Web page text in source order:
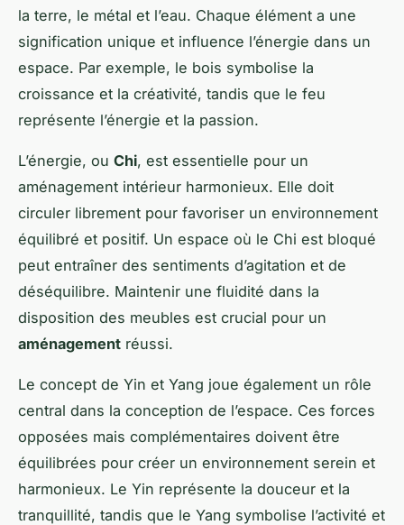
la terre, le métal et l’eau. Chaque élément a une
signification unique et influence l’énergie dans un
espace. Par exemple, le bois symbolise la
croissance et la créativité, tandis que le feu
représente l’énergie et la passion.
L’énergie, ou Chi, est essentielle pour un
aménagement intérieur harmonieux. Elle doit
circuler librement pour favoriser un environnement
équilibré et positif. Un espace où le Chi est bloqué
peut entraîner des sentiments d’agitation et de
déséquilibre. Maintenir une fluidité dans la
disposition des meubles est crucial pour un
aménagement réussi.
Le concept de Yin et Yang joue également un rôle
central dans la conception de l’espace. Ces forces
opposées mais complémentaires doivent être
équilibrées pour créer un environnement serein et
harmonieux. Le Yin représente la douceur et la
tranquillité, tandis que le Yang symbolise l’activité et